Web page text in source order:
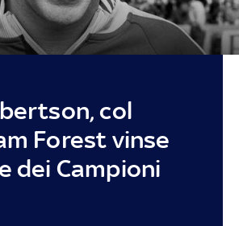
col
Forest vinse
dei Campioni